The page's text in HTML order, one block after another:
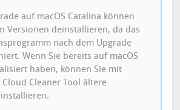
auf macOS Catalina können
Versionen deinstallieren, da das
nach dem Upgrade
Wenn Sie bereits auf macOS
haben, können Sie mit
Cloud Cleaner Tool ältere